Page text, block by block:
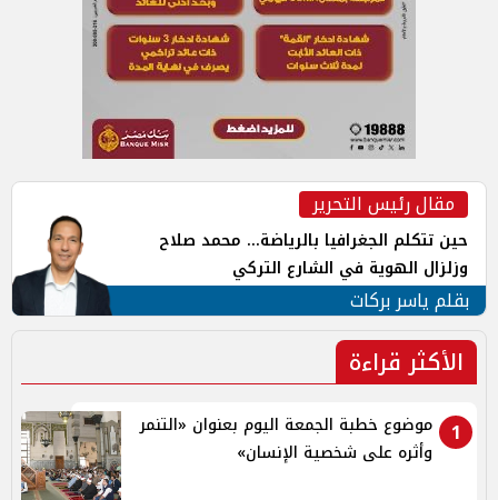
مقال رئيس التحرير
حين تتكلم الجغرافيا بالرياضة... محمد صلاح
وزلزال الهوية في الشارع التركي
بقلم ياسر بركات
الأكثر قراءة
1
موضوع خطبة الجمعة اليوم بعنوان «التنمر
وأثره على شخصية الإنسان»